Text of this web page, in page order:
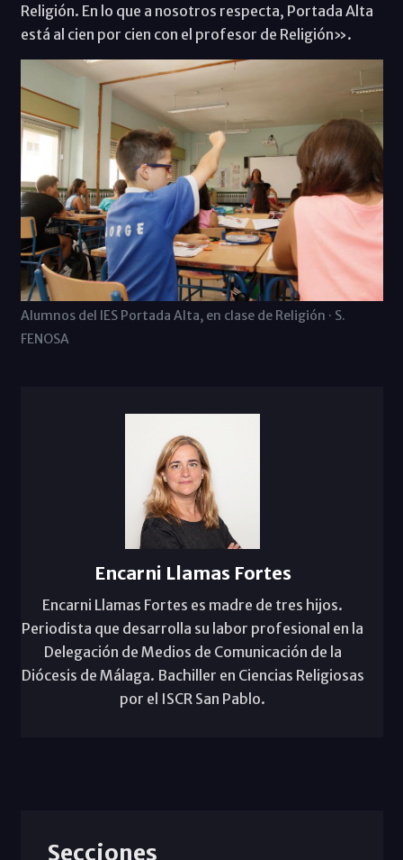
Religión. En lo que a nosotros respecta, Portada Alta
está al cien por cien con el profesor de Religión».
Alumnos del IES Portada Alta, en clase de Religión · S.
FENOSA
Encarni Llamas Fortes
Encarni Llamas Fortes es madre de tres hijos.
Periodista que desarrolla su labor profesional en la
Delegación de Medios de Comunicación de la
Diócesis de Málaga. Bachiller en Ciencias Religiosas
por el ISCR San Pablo.
Secciones